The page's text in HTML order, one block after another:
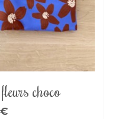
choco
€